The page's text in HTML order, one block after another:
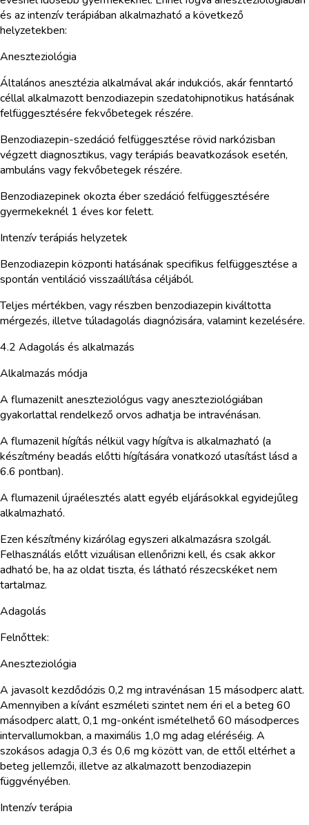
és az intenzív terápiában alkalmazható a következő
helyzetekben:
Aneszteziológia
Általános anesztézia alkalmával akár indukciós, akár fenntartó
céllal alkalmazott benzodiazepin szedatohipnotikus hatásának
felfüggesztésére fekvőbetegek részére.
Benzodiazepin-szedáció felfüggesztése rövid narkózisban
végzett diagnosztikus, vagy terápiás beavatkozások esetén,
ambuláns vagy fekvőbetegek részére.
Benzodiazepinek okozta éber szedáció felfüggesztésére
gyermekeknél 1 éves kor felett.
Intenzív terápiás helyzetek
Benzodiazepin központi hatásának specifikus felfüggesztése a
spontán ventiláció visszaállítása céljából.
Teljes mértékben, vagy részben benzodiazepin kiváltotta
mérgezés, illetve túladagolás diagnózisára, valamint kezelésére.
4.2 Adagolás és alkalmazás
Alkalmazás módja
A flumazenilt aneszteziológus vagy aneszteziológiában
gyakorlattal rendelkező orvos adhatja be intravénásan.
A flumazenil hígítás nélkül vagy hígítva is alkalmazható (a
készítmény beadás előtti hígítására vonatkozó utasítást lásd a
6.6 pontban).
A flumazenil újraélesztés alatt egyéb eljárásokkal egyidejűleg
alkalmazható.
Ezen készítmény kizárólag egyszeri alkalmazásra szolgál.
Felhasználás előtt vizuálisan ellenőrizni kell, és csak akkor
adható be, ha az oldat tiszta, és látható részecskéket nem
tartalmaz.
Adagolás
Felnőttek:
Aneszteziológia
A javasolt kezdődózis 0,2 mg intravénásan 15 másodperc alatt.
Amennyiben a kívánt eszméleti szintet nem éri el a beteg 60
másodperc alatt, 0,1 mg-onként ismételhető 60 másodperces
intervallumokban, a maximális 1,0 mg adag eléréséig. A
szokásos adagja 0,3 és 0,6 mg között van, de ettől eltérhet a
beteg jellemzői, illetve az alkalmazott benzodiazepin
függvényében.
Intenzív terápia